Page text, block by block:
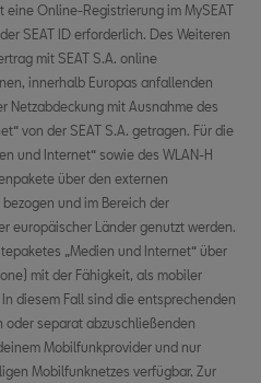
eine Online-Registrierung im MySEAT
SEAT ID erforderlich. Des Weiteren
mit SEAT S.A. online
innerhalb Europas anfallenden
Netzabdeckung mit Ausnahme des
von der SEAT S.A. getragen. Für die
und Internet“ sowie des WLAN-H
über den externen
und im Bereich der
europäischer Länder genutzt werden.
„Medien und Internet“ über
mit der Fähigkeit, als mobiler
diesem Fall sind die entsprechenden
separat abzuschließenden
Mobilfunkprovider und nur
Mobilfunknetzes verfügbar. Zur